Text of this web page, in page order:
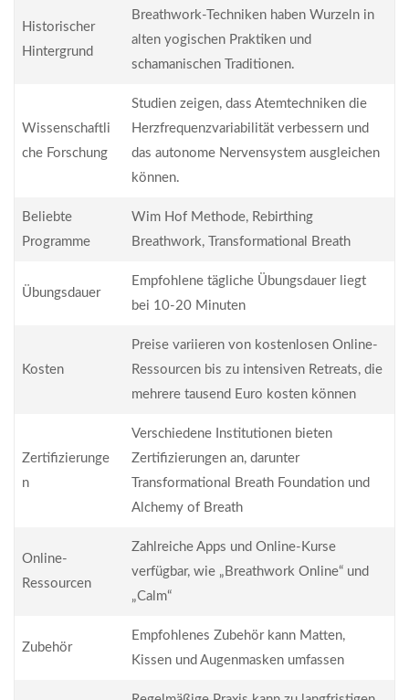
Historischer
Hintergrund
Breathwork-Techniken haben Wurzeln in
alten yogischen Praktiken und
schamanischen Traditionen.
Wissenschaftli
che Forschung
Studien zeigen, dass Atemtechniken die
Herzfrequenzvariabilität verbessern und
das autonome Nervensystem ausgleichen
können.
Beliebte
Programme
Wim Hof Methode, Rebirthing
Breathwork, Transformational Breath
Übungsdauer
Empfohlene tägliche Übungsdauer liegt
bei 10-20 Minuten
Kosten
Preise variieren von kostenlosen Online-
Ressourcen bis zu intensiven Retreats, die
mehrere tausend Euro kosten können
Zertifizierunge
n
Verschiedene Institutionen bieten
Zertifizierungen an, darunter
Transformational Breath Foundation und
Alchemy of Breath
Online-
Ressourcen
Zahlreiche Apps und Online-Kurse
verfügbar, wie „Breathwork Online“ und
„Calm“
Zubehör
Empfohlenes Zubehör kann Matten,
Kissen und Augenmasken umfassen